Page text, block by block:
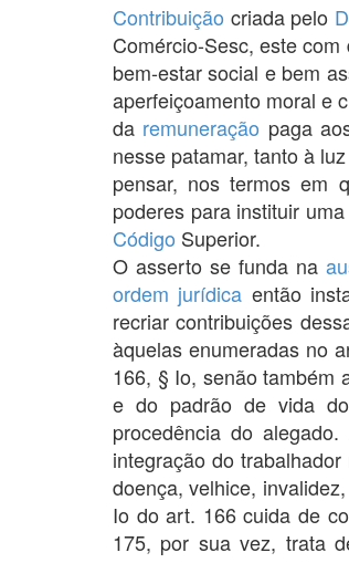
Contribuição criada pelo
Comércio-Sesc, este
bem-estar social e bem
aperfeiçoamento moral e
da remuneração paga
nesse patamar, tanto à
pensar, nos termos em
poderes para instituir uma
Código Superior.
O asserto se funda na
ordem jurídica então
recriar contribuições
àquelas enumeradas no
166, § Io, senão também
e do padrão de vida
procedência do
integração do
doença, velhice,
Io do art. 166 cuida de
175, por sua vez, trata